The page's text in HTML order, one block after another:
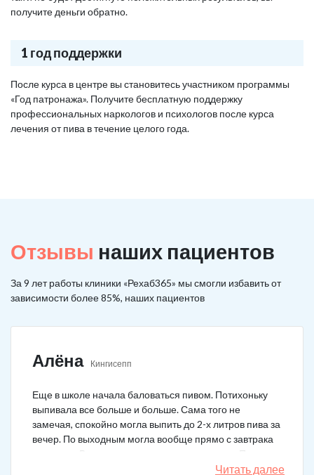
получите деньги обратно.
1 год поддержки
После курса в центре вы становитесь участником программы
«Год патронажа». Получите бесплатную поддержку
профессиональных наркологов и психологов после курса
лечения от пива в течение целого года.
Отзывы наших пациентов
За 9 лет работы клиники «Рехаб365» мы смогли избавить от
зависимости более 85%, наших пациентов
Алёна Кингисепп
Еще в школе начала баловаться пивом. Потихоньку
выпивала все больше и больше. Сама того не
замечая, спокойно могла выпить до 2-х литров пива за
вечер. По выходным могла вообще прямо с завтрака
выпивать. В клинику решила позвонить сама. Прошла
курс и уже год не принимаю алкоголь вообще никакой.
Читать далее